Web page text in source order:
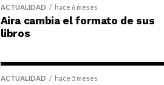
ACTUALIDAD hace 6 meses
Aira cambia el formato de sus
libros
ACTUALIDAD hace 5 meses